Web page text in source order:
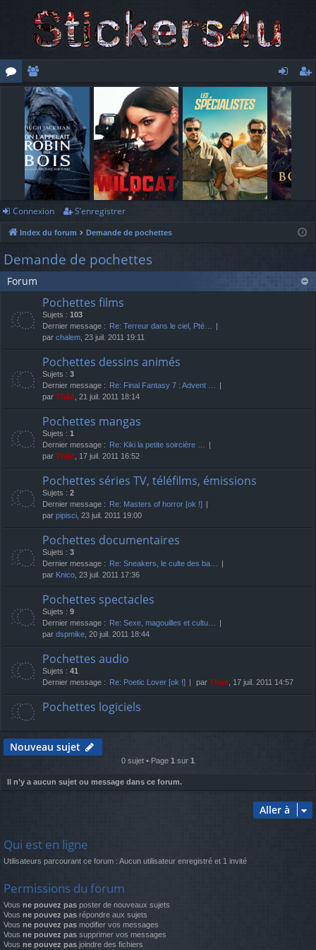
e
m
br
es
o
n
ne
xi
o
Connexion S’enregistrer
Index du forum Demande de pochettes
Demande de pochettes
Forum
Pochettes films
Sujets : 103
Dernier message : Re: Terreur dans le ciel, Pté…
par chalem , 23 juil. 2011 19:11
Pochettes dessins animés
Sujets : 3
Dernier message : Re: Final Fantasy 7 : Advent …
par Thãd , 21 juil. 2011 18:14
Pochettes mangas
Sujets : 1
Dernier message : Re: Kiki la petite soircière …
par Thãd , 17 juil. 2011 16:52
Pochettes séries TV, téléfilms, émissions
Sujets : 2
Dernier message : Re: Masters of horror [ok !]
par pipisci , 23 juil. 2011 19:00
Pochettes documentaires
Sujets : 3
Dernier message : Re: Sneakers, le culte des ba…
par Knico , 23 juil. 2011 17:36
Pochettes spectacles
Sujets : 9
Dernier message : Re: Sexe, magouilles et cultu…
par dspmike , 20 juil. 2011 18:44
Pochettes audio
Sujets : 41
Dernier message : Re: Poetic Lover [ok !] par Thãd , 17 juil. 2011 14:57
Pochettes logiciels
Nouveau sujet
0 sujet • Page 1 sur 1
Il n’y a aucun sujet ou message dans ce forum.
Aller à
Qui est en ligne
Utilisateurs parcourant ce forum : Aucun utilisateur enregistré et 1 invité
Permissions du forum
Vous ne pouvez pas poster de nouveaux sujets
Vous ne pouvez pas répondre aux sujets
Vous ne pouvez pas modifier vos messages
Vous ne pouvez pas supprimer vos messages
Vous ne pouvez pas joindre des fichiers